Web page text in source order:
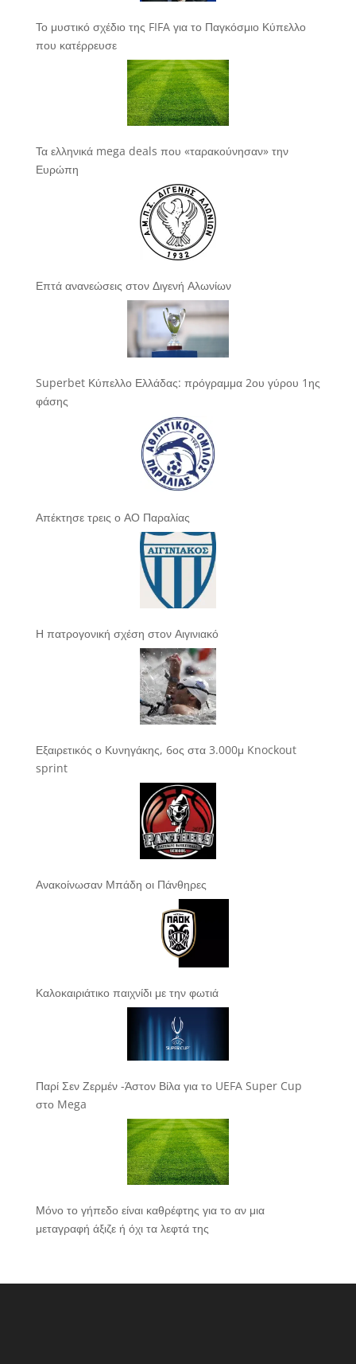
Το μυστικό σχέδιο της FIFA για το Παγκόσμιο Κύπελλο
που κατέρρευσε
Τα ελληνικά mega deals που «ταρακούνησαν» την
Ευρώπη
Επτά ανανεώσεις στον Διγενή Αλωνίων
Superbet Κύπελλο Ελλάδας: πρόγραμμα 2ου γύρου 1ης
φάσης
Απέκτησε τρεις ο ΑΟ Παραλίας
Η πατρογονική σχέση στον Αιγινιακό
Εξαιρετικός ο Κυνηγάκης, 6ος στα 3.000μ Knockout
sprint
Ανακοίνωσαν Μπάδη οι Πάνθηρες
Καλοκαιριάτικο παιχνίδι με την φωτιά
Παρί Σεν Ζερμέν -Άστον Βίλα για το UEFA Super Cup
στο Mega
Μόνο το γήπεδο είναι καθρέφτης για το αν μια
μεταγραφή άξιζε ή όχι τα λεφτά της